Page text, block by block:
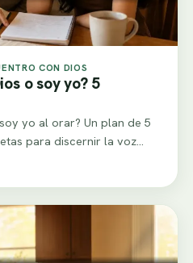
CON DIOS
o soy yo? 5
yo al orar? Un plan de 5
para discernir la voz…